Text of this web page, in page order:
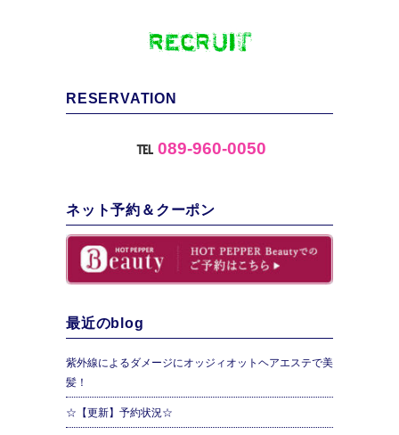
RESERVATION
℡ 089-960-0050
ネット予約＆クーポン
最近のblog
紫外線によるダメージにオッジィオットヘアエステで美
髪！
☆【更新】予約状況☆